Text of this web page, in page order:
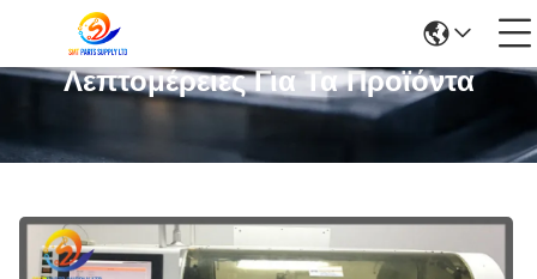
Λεπτομέρειες Για Τα Προϊόντα